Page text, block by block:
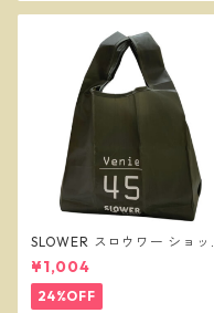
SLOWER スロウワー ショッ
ーバッグ ビーニー L オリーブ
SLW257
¥1,004
24%OFF